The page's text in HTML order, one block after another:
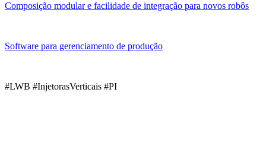
Composição modular e facilidade de integração para novos robôs
Software para gerenciamento de produção
#LWB #InjetorasVerticais #PI